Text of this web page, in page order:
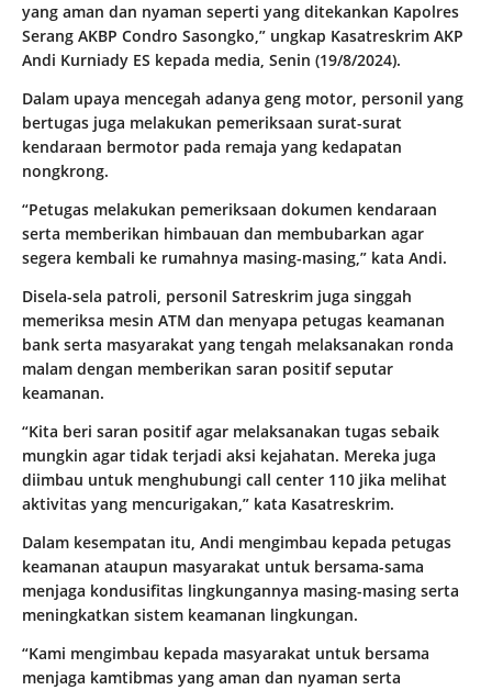
yang aman dan nyaman seperti yang ditekankan Kapolres
Serang AKBP Condro Sasongko,” ungkap Kasatreskrim AKP
Andi Kurniady ES kepada media, Senin (19/8/2024).
Dalam upaya mencegah adanya geng motor, personil yang
bertugas juga melakukan pemeriksaan surat-surat
kendaraan bermotor pada remaja yang kedapatan
nongkrong.
“Petugas melakukan pemeriksaan dokumen kendaraan
serta memberikan himbauan dan membubarkan agar
segera kembali ke rumahnya masing-masing,” kata Andi.
Disela-sela patroli, personil Satreskrim juga singgah
memeriksa mesin ATM dan menyapa petugas keamanan
bank serta masyarakat yang tengah melaksanakan ronda
malam dengan memberikan saran positif seputar
keamanan.
“Kita beri saran positif agar melaksanakan tugas sebaik
mungkin agar tidak terjadi aksi kejahatan. Mereka juga
diimbau untuk menghubungi call center 110 jika melihat
aktivitas yang mencurigakan,” kata Kasatreskrim.
Dalam kesempatan itu, Andi mengimbau kepada petugas
keamanan ataupun masyarakat untuk bersama-sama
menjaga kondusifitas lingkungannya masing-masing serta
meningkatkan sistem keamanan lingkungan.
“Kami mengimbau kepada masyarakat untuk bersama
menjaga kamtibmas yang aman dan nyaman serta